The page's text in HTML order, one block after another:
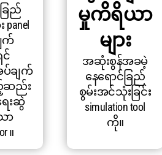
ြည်
က်
င်
ချက်
ဆည်း
ေးဆွဲ
ာ
။
မှုကိရိယာ
များ
အဆုံးစွန်အခမဲ့
နေရောင်ခြည်
စွမ်းအင်သုံးခြင်း
simulation tool
ကို။